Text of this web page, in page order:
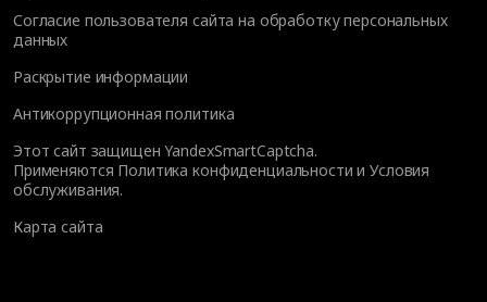
Согласие пользователя сайта на обработку персональных
данных
Раскрытие информации
Антикоррупционная политика
Этот сайт защищен YandexSmartCaptcha.
Применяются Политика конфиденциальности иУсловия
обслуживания.
Карта сайта